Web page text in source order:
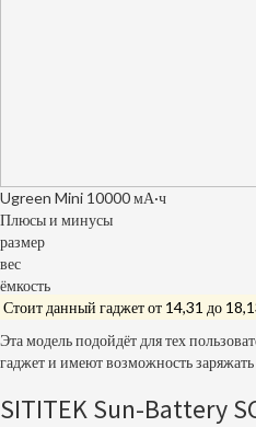
Ugreen Mini 10000 мА·ч
Плюсы и минусы
размер
вес
ёмкость
Стоит данный гаджет от 14,31 до
Эта модель подойдёт для тех
гаджет и имеют возможность заряжать
SITITEK Sun-Battery